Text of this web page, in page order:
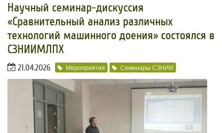
Научный семинар-дискуссия
«Сравнительный анализ различных
технологий машинного доения» состоялся в
СЗНИИМЛПХ
21.04.2026 Мероприятия Семинары СЗНИИ